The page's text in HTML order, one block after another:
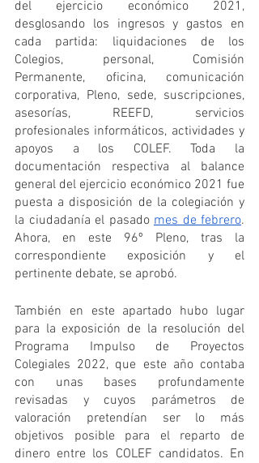
del ejercicio económico 2021,
desglosando los ingresos y gastos en
cada partida: liquidaciones de los
Colegios, personal, Comisión
Permanente, oficina, comunicación
corporativa, Pleno, sede, suscripciones,
asesorías, REEFD, servicios
profesionales informáticos, actividades y
apoyos a los COLEF. Toda la
documentación respectiva al balance
general del ejercicio económico 2021 fue
puesta a disposición de la colegiación y
la ciudadanía el pasado mes de febrero.
Ahora, en este 96º Pleno, tras la
correspondiente exposición y el
pertinente debate, se aprobó.
También en este apartado hubo lugar
para la exposición de la resolución del
Programa Impulso de Proyectos
Colegiales 2022, que este año contaba
con unas bases profundamente
revisadas y cuyos parámetros de
valoración pretendían ser lo más
objetivos posible para el reparto de
dinero entre los COLEF candidatos. En